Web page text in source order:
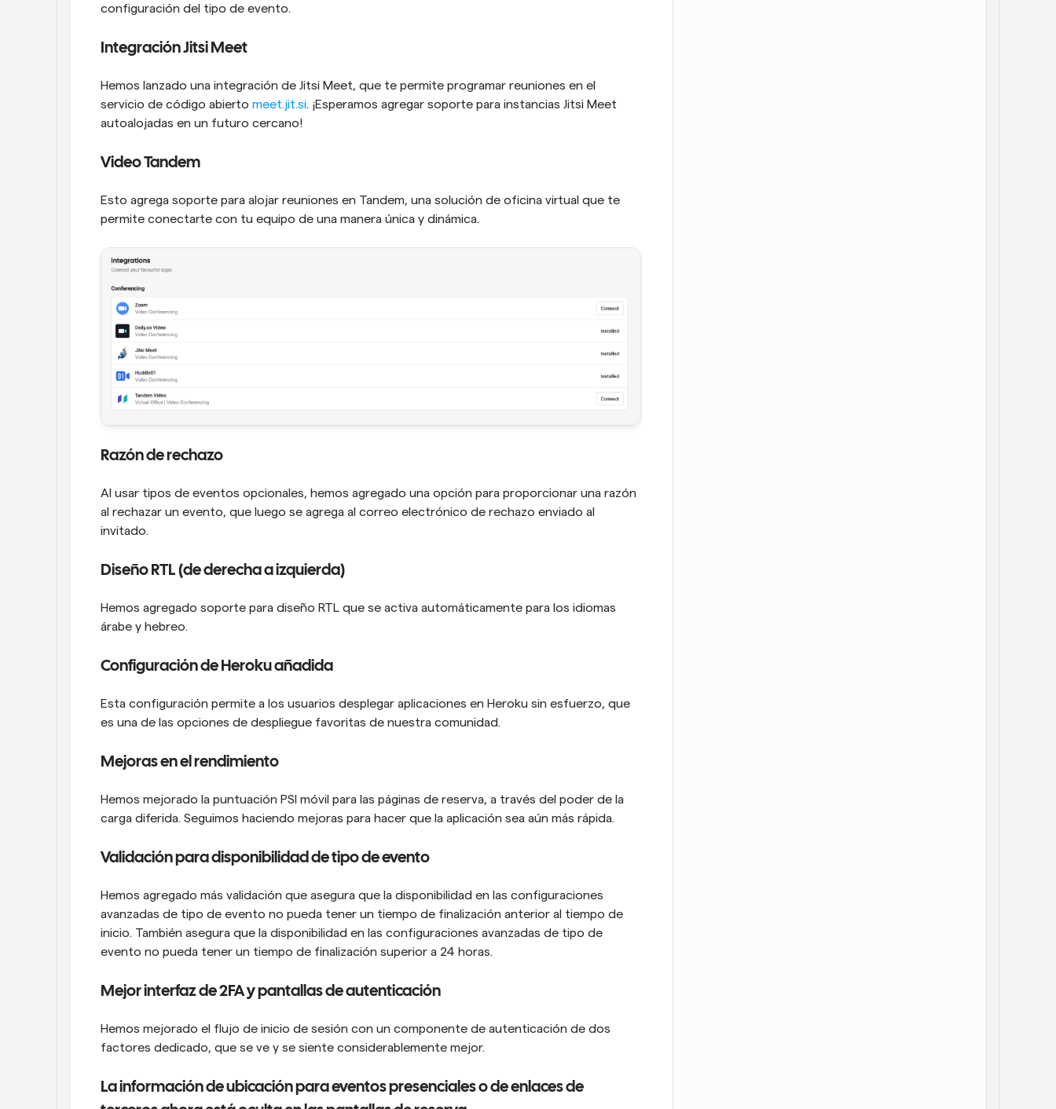
configuración del tipo de evento.
Integración Jitsi Meet
Hemos lanzado una integración de Jitsi Meet, que te permite programar reuniones en el
servicio de código abierto meet.jit.si. ¡Esperamos agregar soporte para instancias Jitsi Meet
autoalojadas en un futuro cercano!
Video Tandem
Esto agrega soporte para alojar reuniones en Tandem, una solución de oficina virtual que te
permite conectarte con tu equipo de una manera única y dinámica.
Razón de rechazo
Al usar tipos de eventos opcionales, hemos agregado una opción para proporcionar una razón
al rechazar un evento, que luego se agrega al correo electrónico de rechazo enviado al
invitado.
Diseño RTL (de derecha a izquierda)
Hemos agregado soporte para diseño RTL que se activa automáticamente para los idiomas
árabe y hebreo.
Configuración de Heroku añadida
Esta configuración permite a los usuarios desplegar aplicaciones en Heroku sin esfuerzo, que
es una de las opciones de despliegue favoritas de nuestra comunidad.
Mejoras en el rendimiento
Hemos mejorado la puntuación PSI móvil para las páginas de reserva, a través del poder de la
carga diferida. Seguimos haciendo mejoras para hacer que la aplicación sea aún más rápida.
Validación para disponibilidad de tipo de evento
Hemos agregado más validación que asegura que la disponibilidad en las configuraciones
avanzadas de tipo de evento no pueda tener un tiempo de finalización anterior al tiempo de
inicio. También asegura que la disponibilidad en las configuraciones avanzadas de tipo de
evento no pueda tener un tiempo de finalización superior a 24 horas.
Mejor interfaz de 2FA y pantallas de autenticación
Hemos mejorado el flujo de inicio de sesión con un componente de autenticación de dos
factores dedicado, que se ve y se siente considerablemente mejor.
La información de ubicación para eventos presenciales o de enlaces de